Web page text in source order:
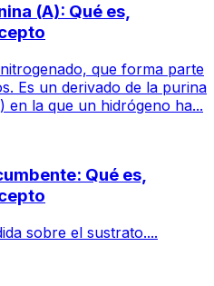
(A): Qué es,
que forma parte
Es un derivado de la purina
en la que un hidrógeno ha...
Qué es,
sobre el sustrato....